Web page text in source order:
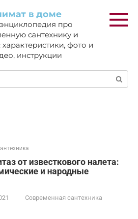
в доме
про
сантехнику и
фото и
инструкции
от известкового налета:
и народные
Современная сантехника